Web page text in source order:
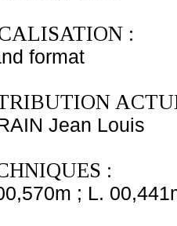
:
format
Jean Louis
:
; L.